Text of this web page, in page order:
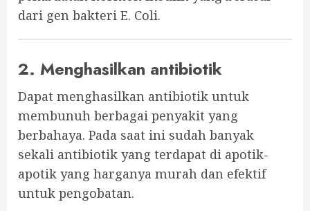
dari gen bakteri E. Coli.
2. Menghasilkan antibiotik
Dapat menghasilkan antibiotik untuk
membunuh berbagai penyakit yang
berbahaya. Pada saat ini sudah banyak
sekali antibiotik yang terdapat di apotik-
apotik yang harganya murah dan efektif
untuk pengobatan.